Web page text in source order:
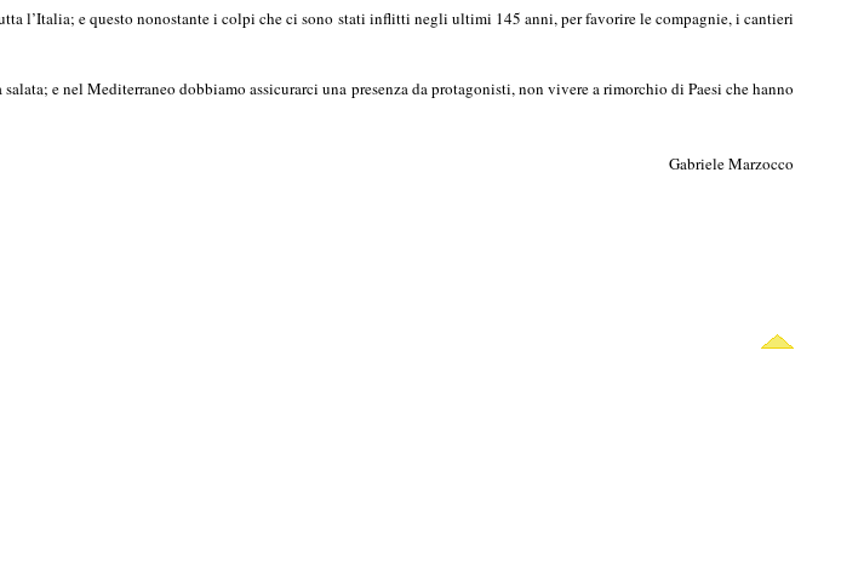
l’Italia; e questo nonostante i colpi che ci sono stati inflitti negli ultimi 145 anni, per favorire le compagnie, i cantieri
e nel Mediterraneo dobbiamo assicurarci una presenza da protagonisti, non vivere a rimorchio di Paesi che hanno
Gabriele Marzocco